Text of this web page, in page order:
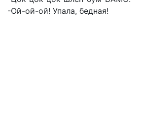
-Ой-ой-ой! Упала, бедная!